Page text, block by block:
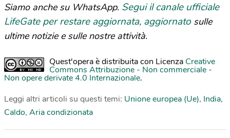
Siamo anche su WhatsApp. Segui il canale ufficiale
LifeGate per restare aggiornata, aggiornato sulle
ultime notizie e sulle nostre attività.
Quest'opera è distribuita con Licenza Creative
Commons Attribuzione - Non commerciale -
Non opere derivate 4.0 Internazionale.
Leggi altri articoli su questi temi: Unione europea (Ue), India,
Caldo, Aria condizionata